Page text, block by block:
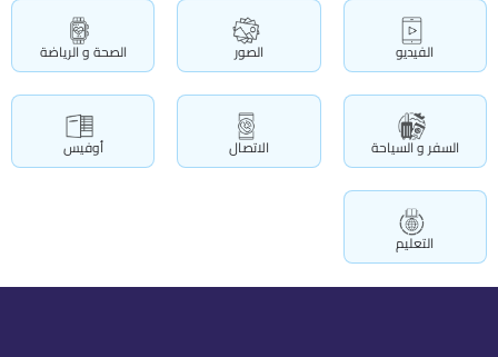
الفيديو الصور الصحة و الرياضة
السفر و السياحة الاتصال أوفيس
التعليم